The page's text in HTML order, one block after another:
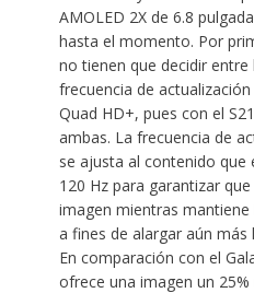
AMOLED 2X de 6.8
hasta el momento. Por
no tienen que decidir entre
frecuencia de
Quad HD+, pues con el
ambas. La frecuencia de
se ajusta al contenido que
120 Hz para garantizar
imagen mientras
a fines de alargar aún más
En comparación con el
ofrece una imagen un